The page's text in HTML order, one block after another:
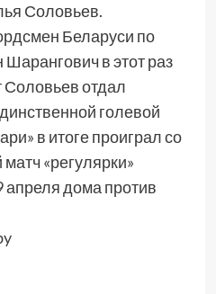
Соловьев.
Беларуси по
Шарангович в этот раз
Соловьев отдал
голевой
в итоге проиграл со
«регулярки»
апреля дома против